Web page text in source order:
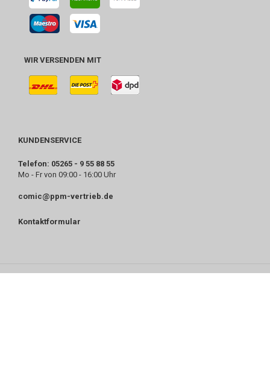
WIR VERSENDEN MIT
KUNDENSERVICE
Telefon: 05265 - 9 55 88 55
Mo - Fr von 09:00 - 16:00 Uhr
comic@ppm-vertrieb.de
Kontaktformular